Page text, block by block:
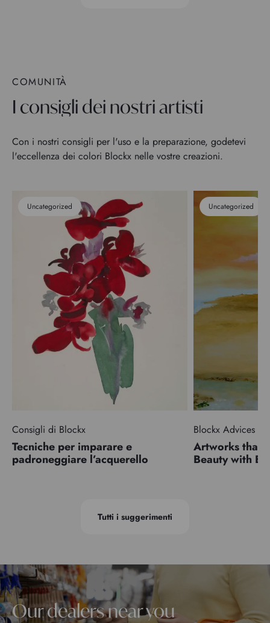
COMUNITÀ
I consigli dei nostri artisti
Con i nostri consigli per l'uso e la preparazione, godetevi
l'eccellenza dei colori Blockx nelle vostre creazioni.
Uncategorized
Consigli di Blockx
Tecniche per imparare e
padroneggiare l’acquerello
Uncategorized
Blockx Advices
Artworks that
Beauty with
Tutti i suggerimenti
Our dealers near you